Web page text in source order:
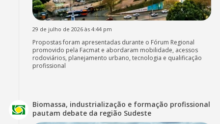
29 de julho de 2026 às 4:44 pm
Propostas foram apresentadas durante o Fórum Regional
promovido pela Facmat e abordaram mobilidade, acessos
rodoviários, planejamento urbano, tecnologia e qualificação
profissional
Biomassa, industrialização e formação profissional
pautam debate da região Sudeste